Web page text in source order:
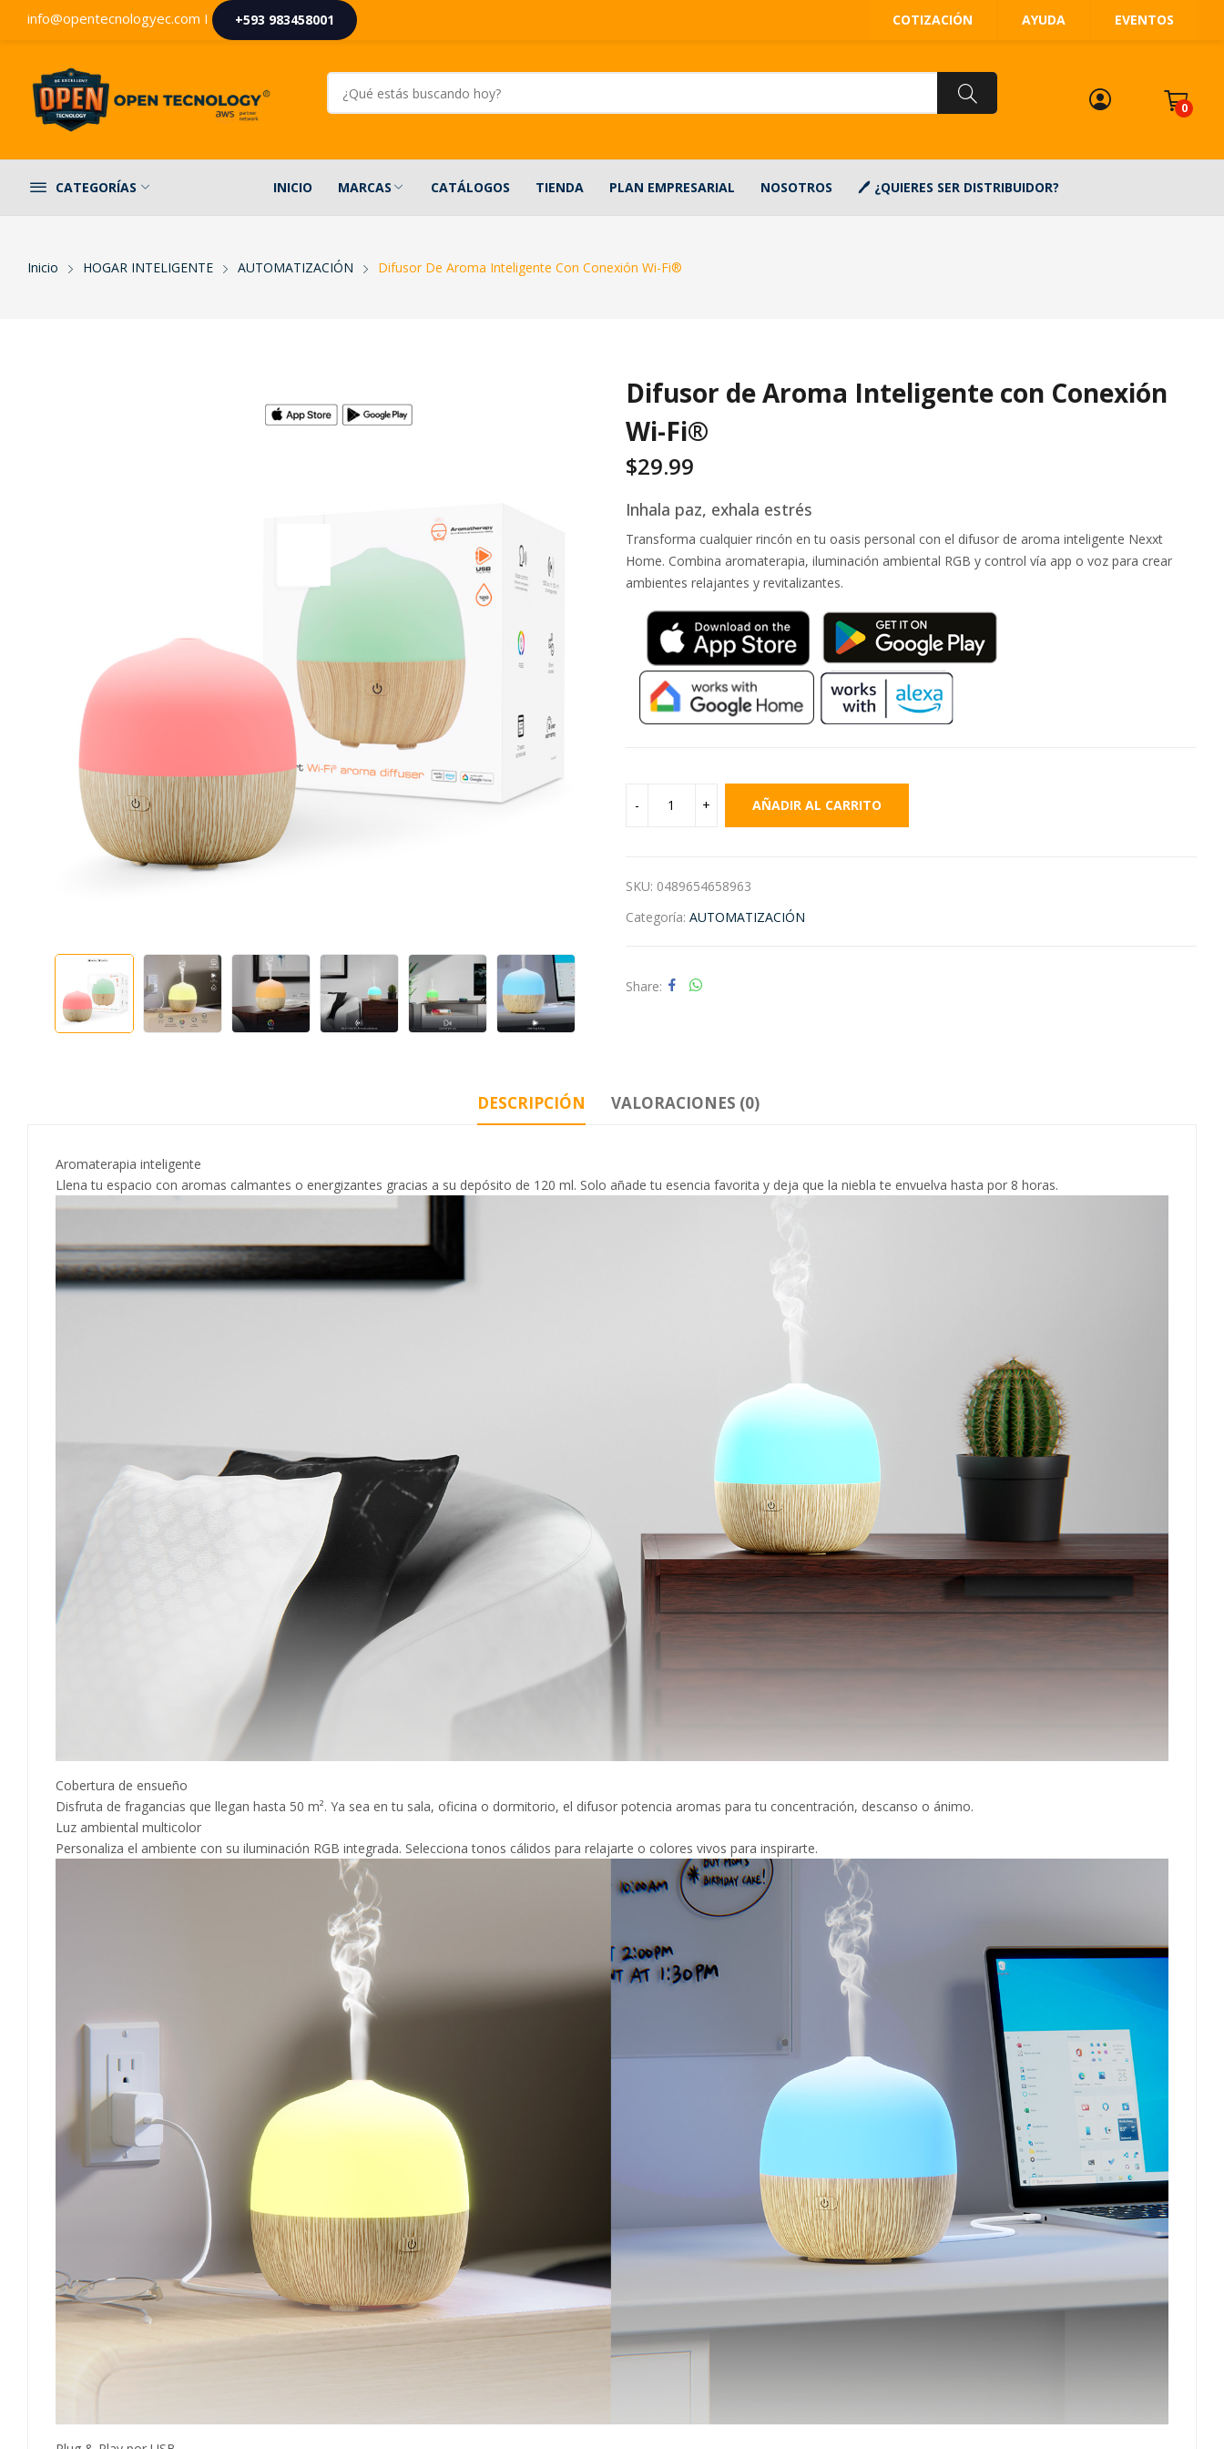
info@opentecnologyec.com I +593 983458001 COTIZACIÓN AYUDA EVENTOS
0
CATEGORÍAS INICIO MARCAS CATÁLOGOS TIENDA PLAN EMPRESARIAL NOSOTROS ¿QUIERES SER DISTRIBUIDOR?
Inicio HOGAR INTELIGENTE AUTOMATIZACIÓN Difusor De Aroma Inteligente Con Conexión Wi-Fi®
Difusor de Aroma Inteligente con Conexión
Wi-Fi®
$29.99
Inhala paz, exhala estrés
Transforma cualquier rincón en tu oasis personal con el difusor de aroma inteligente Nexxt
Home. Combina aromaterapia, iluminación ambiental RGB y control vía app o voz para crear
ambientes relajantes y revitalizantes.
AÑADIR AL CARRITO
SKU: 0489654658963
Categoría: AUTOMATIZACIÓN
Share
DESCRIPCIÓN VALORACIONES (0)
Aromaterapia inteligente
Llena tu espacio con aromas calmantes o energizantes gracias a su depósito de 120 ml. Solo añade tu esencia favorita y deja que la niebla te envuelva hasta por 8 horas.
Cobertura de ensueño
Disfruta de fragancias que llegan hasta 50 m². Ya sea en tu sala, oficina o dormitorio, el difusor potencia aromas para tu concentración, descanso o ánimo.
Luz ambiental multicolor
Personaliza el ambiente con su iluminación RGB integrada. Selecciona tonos cálidos para relajarte o colores vivos para inspirarte.